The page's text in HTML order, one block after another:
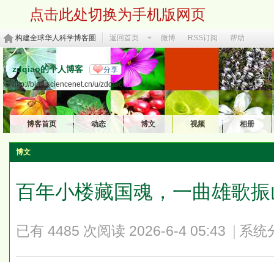
点击此处切换为手机版网页
构建全球华人科学博客圈 返回首页 微博 RSS订阅 帮助
zdqiao的个人博客 分享
http://blog.sciencenet.cn/u/zdqiao
博客首页 动态 博文 视频 相册
博文
百年小楼藏国魂，一曲雄歌
已有 4485 次阅读 2026-6-4 05:43 系统